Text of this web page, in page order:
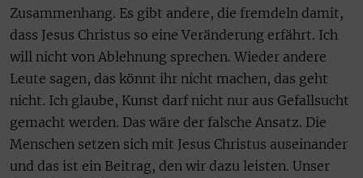
Zusammenhang. Es gibt andere, die fremdeln damit,
dass Jesus Christus so eine Veränderung erfährt. Ich
will nicht von Ablehnung sprechen. Wieder andere
Leute sagen, das könnt ihr nicht machen, das geht
nicht. Ich glaube, Kunst darf nicht nur aus Gefallsucht
gemacht werden. Das wäre der falsche Ansatz. Die
Menschen setzen sich mit Jesus Christus auseinander
und das ist ein Beitrag, den wir dazu leisten. Unser